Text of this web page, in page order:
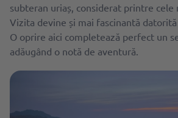
subteran uriaș, considerat printre cele
Vizita devine și mai fascinantă datorită
O oprire aici completează perfect un
adăugând o notă de aventură.